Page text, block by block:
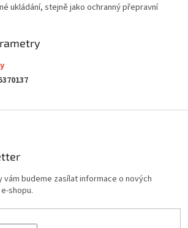
ukládání, stejně jako ochranný přepravní
vám budeme zasílat informace o nových
shopu.